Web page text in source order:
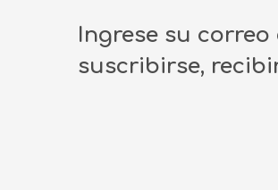
Ingrese su
suscribirse,